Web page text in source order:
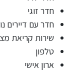
חדר זוגי
חדר עם דיירים
שירות קריאת
טלפון
ארון אישי